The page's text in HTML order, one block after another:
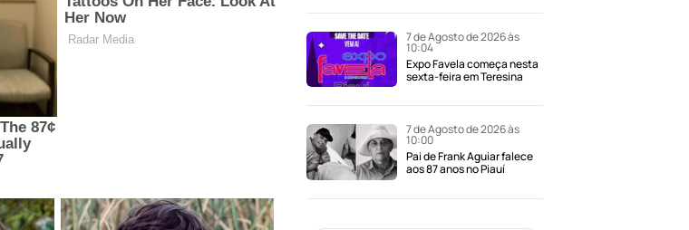
7 de Agosto de 2026 às
10:04
Expo Favela começa nesta
sexta-feira em Teresina
7 de Agosto de 2026 às
10:00
Pai de Frank Aguiar falece
aos 87 anos no Piauí